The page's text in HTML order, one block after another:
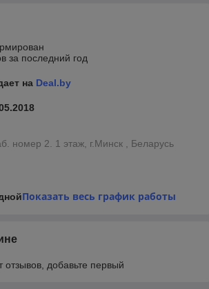
за последний год
на Deal.by
номер 2. 1 этаж, г.Минск , Беларусь
Показать весь график работы
отзывов, добавьте первый